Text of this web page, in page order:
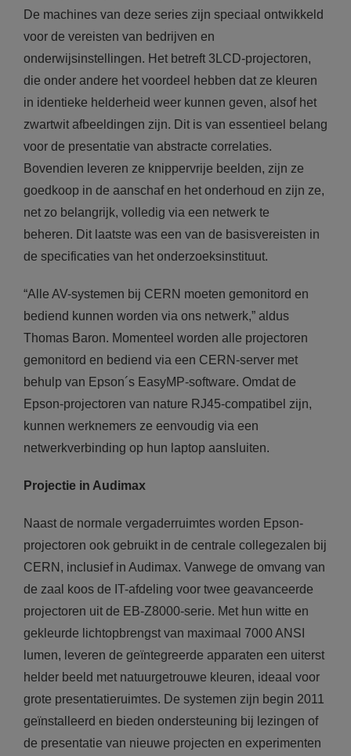
De machines van deze series zijn speciaal ontwikkeld
voor de vereisten van bedrijven en
onderwijsinstellingen. Het betreft 3LCD-projectoren,
die onder andere het voordeel hebben dat ze kleuren
in identieke helderheid weer kunnen geven, alsof het
zwartwit afbeeldingen zijn. Dit is van essentieel belang
voor de presentatie van abstracte correlaties.
Bovendien leveren ze knippervrije beelden, zijn ze
goedkoop in de aanschaf en het onderhoud en zijn ze,
net zo belangrijk, volledig via een netwerk te
beheren. Dit laatste was een van de basisvereisten in
de specificaties van het onderzoeksinstituut.
“Alle AV-systemen bij CERN moeten gemonitord en
bediend kunnen worden via ons netwerk,” aldus
Thomas Baron. Momenteel worden alle projectoren
gemonitord en bediend via een CERN-server met
behulp van Epson´s EasyMP-software. Omdat de
Epson-projectoren van nature RJ45-compatibel zijn,
kunnen werknemers ze eenvoudig via een
netwerkverbinding op hun laptop aansluiten.
Projectie in Audimax
Naast de normale vergaderruimtes worden Epson-
projectoren ook gebruikt in de centrale collegezalen bij
CERN, inclusief in Audimax. Vanwege de omvang van
de zaal koos de IT-afdeling voor twee geavanceerde
projectoren uit de EB-Z8000-serie. Met hun witte en
gekleurde lichtopbrengst van maximaal 7000 ANSI
lumen, leveren de geïntegreerde apparaten een uiterst
helder beeld met natuurgetrouwe kleuren, ideaal voor
grote presentatieruimtes. De systemen zijn begin 2011
geïnstalleerd en bieden ondersteuning bij lezingen of
de presentatie van nieuwe projecten en experimenten